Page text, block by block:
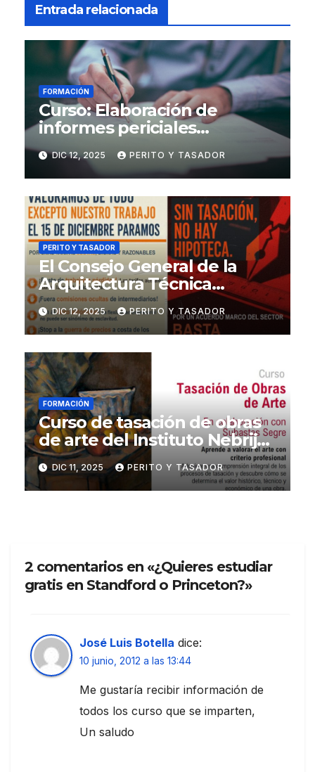
Entrada relacionada
FORMACIÓN
Curso: Elaboración de
informes periciales
psicológicos en el ámbito
penal
DIC 12, 2025 PERITO Y TASADOR
PERITO Y TASADOR
El Consejo General de la
Arquitectura Técnica
respalda la huelga de los
tasadores hipotecarios
DIC 12, 2025 PERITO Y TASADOR
FORMACIÓN
Curso de tasación de obras
de arte del Instituto Nebrija
de Artes y Humanidades
DIC 11, 2025 PERITO Y TASADOR
2 comentarios en «¿Quieres estudiar
gratis en Standford o Princeton?»
José Luis Botella dice:
10 junio, 2012 a las 13:44
Me gustaría recibir información de
todos los curso que se imparten,
Un saludo